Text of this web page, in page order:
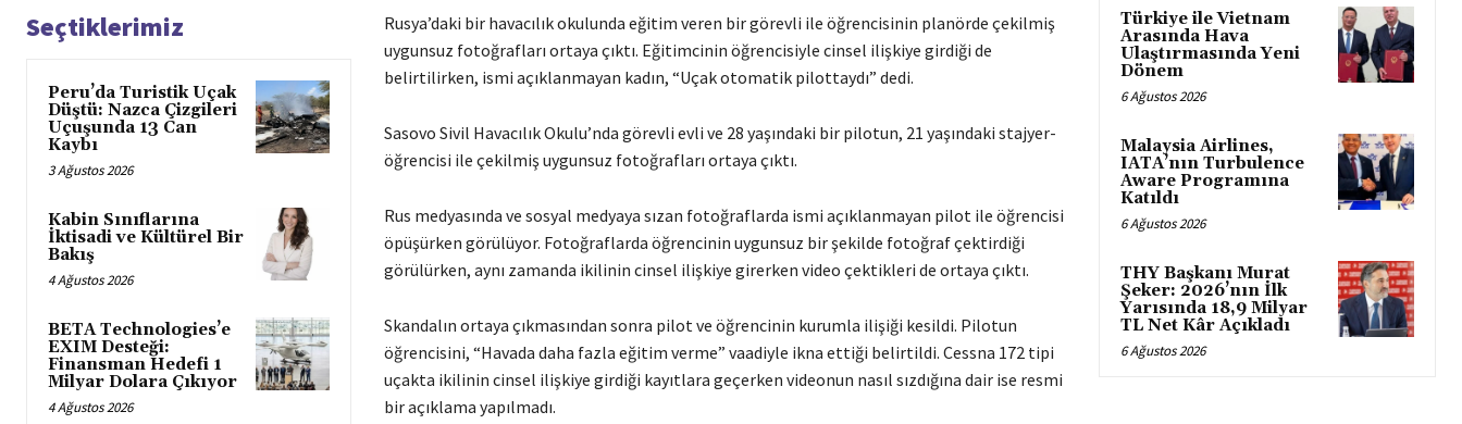
Seçtiklerimiz
Peru’da Turistik Uçak
Düştü: Nazca Çizgileri
Uçuşunda 13 Can
Kaybı
3 Ağustos 2026
Kabin Sınıflarına
İktisadi ve Kültürel Bir
Bakış
4 Ağustos 2026
BETA Technologies’e
EXIM Desteği:
Finansman Hedefi 1
Milyar Dolara Çıkıyor
4 Ağustos 2026
Rusya’daki bir havacılık okulunda eğitim veren bir görevli ile öğrencisinin planörde çekilmiş
uygunsuz fotoğrafları ortaya çıktı. Eğitimcinin öğrencisiyle cinsel ilişkiye girdiği de
belirtilirken, ismi açıklanmayan kadın, “Uçak otomatik pilottaydı” dedi.
Sasovo Sivil Havacılık Okulu’nda görevli evli ve 28 yaşındaki bir pilotun, 21 yaşındaki stajyer-
öğrencisi ile çekilmiş uygunsuz fotoğrafları ortaya çıktı.
Rus medyasında ve sosyal medyaya sızan fotoğraflarda ismi açıklanmayan pilot ile öğrencisi
öpüşürken görülüyor. Fotoğraflarda öğrencinin uygunsuz bir şekilde fotoğraf çektirdiği
görülürken, aynı zamanda ikilinin cinsel ilişkiye girerken video çektikleri de ortaya çıktı.
Skandalın ortaya çıkmasından sonra pilot ve öğrencinin kurumla ilişiği kesildi. Pilotun
öğrencisini, “Havada daha fazla eğitim verme” vaadiyle ikna ettiği belirtildi. Cessna 172 tipi
uçakta ikilinin cinsel ilişkiye girdiği kayıtlara geçerken videonun nasıl sızdığına dair ise resmi
bir açıklama yapılmadı.
Türkiye ile Vietnam
Arasında Hava
Ulaştırmasında Yeni
Dönem
6 Ağustos 2026
Malaysia Airlines,
IATA’nın Turbulence
Aware Programına
Katıldı
6 Ağustos 2026
THY Başkanı Murat
Şeker: 2026’nın İlk
Yarısında 18,9 Milyar
TL Net Kâr Açıkladı
6 Ağustos 2026